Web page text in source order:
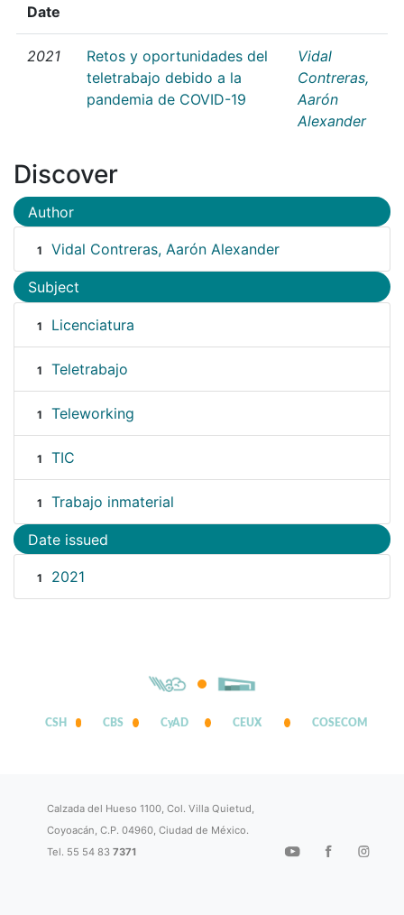
Date
2021
Retos y oportunidades del
teletrabajo debido a la
pandemia de COVID-19
Vidal
Contreras,
Aarón
Alexander
Discover
Author
1 Vidal Contreras, Aarón Alexander
Subject
1 Licenciatura
1 Teletrabajo
1 Teleworking
1 TIC
1 Trabajo inmaterial
Date issued
1 2021
CSH CBS CyAD CEUX COSECOM
Calzada del Hueso 1100, Col. Villa Quietud,
Coyoacán, C.P. 04960, Ciudad de México.
Tel. 55 54 837371